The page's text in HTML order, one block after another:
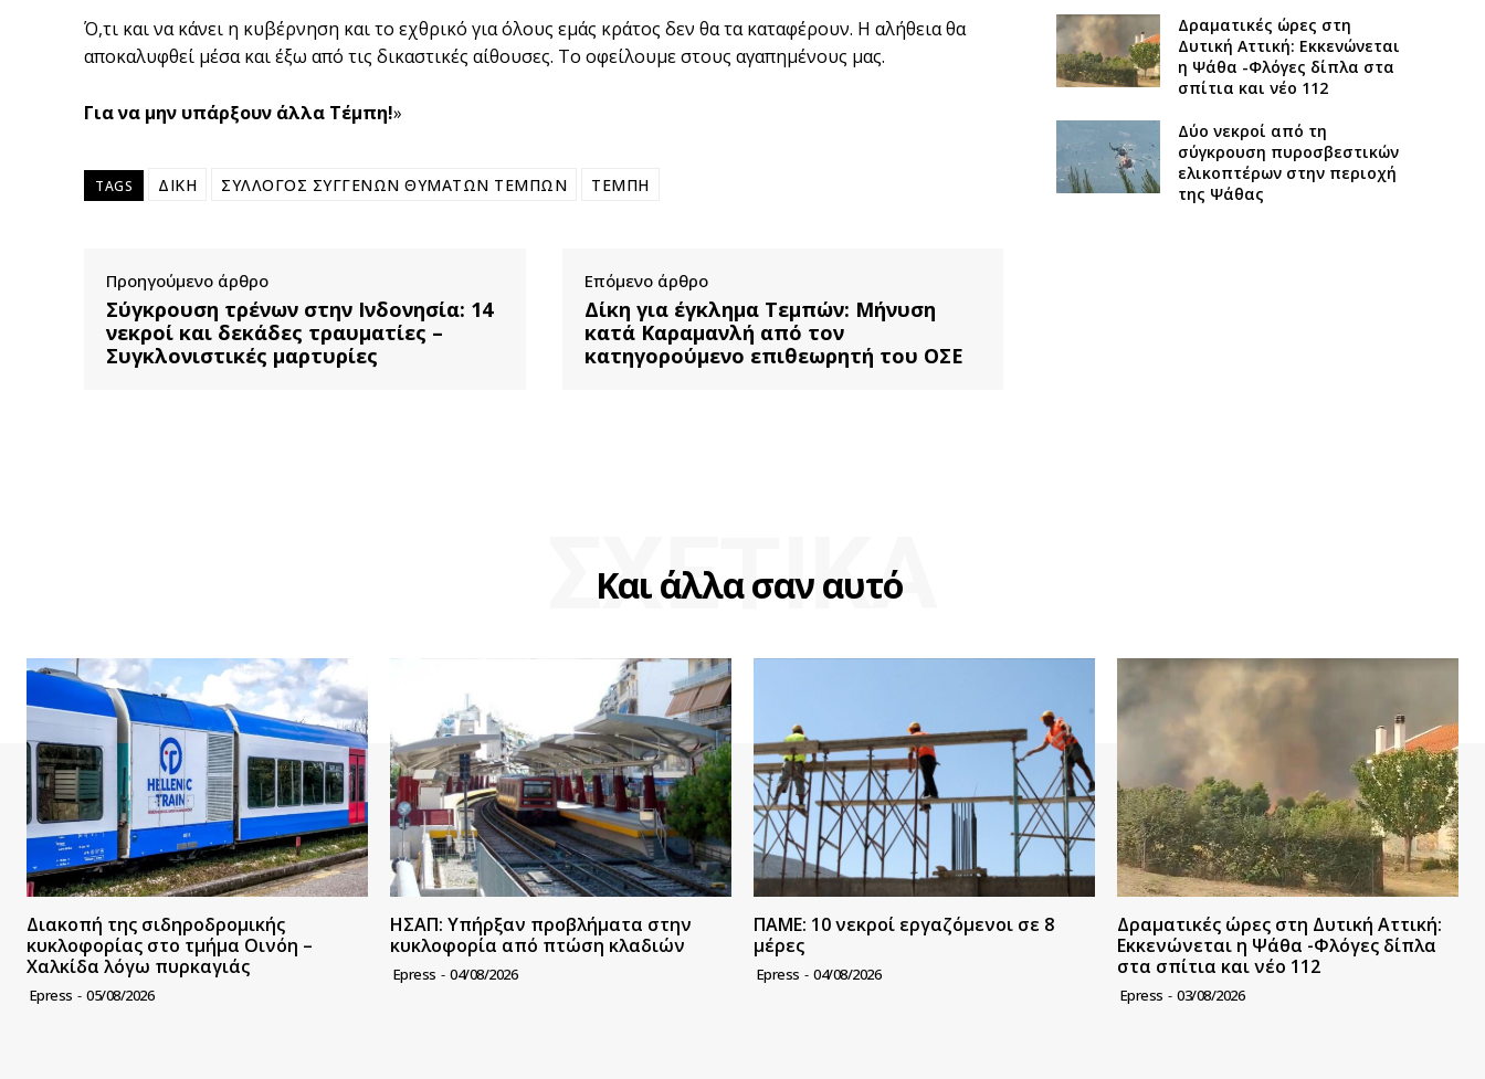
Ό,τι και να κάνει η κυβέρνηση και το εχθρικό για όλους εμάς κράτος δεν θα τα καταφέρουν. Η αλήθεια θα
αποκαλυφθεί μέσα και έξω από τις δικαστικές αίθουσες. Το οφείλουμε στους αγαπημένους μας.
Για να μην υπάρξουν άλλα Τέμπη!»
TAGS ΔΙΚΗ ΣΥΛΛΟΓΟΣ ΣΥΓΓΕΝΩΝ ΘΥΜΑΤΩΝ ΤΕΜΠΩΝ ΤΕΜΠΗ
Προηγούμενο άρθρο
Σύγκρουση τρένων στην Ινδονησία: 14
νεκροί και δεκάδες τραυματίες –
Συγκλονιστικές μαρτυρίες
Επόμενο άρθρο
Δίκη για έγκλημα Τεμπών: Μήνυση
κατά Καραμανλή από τον
κατηγορούμενο επιθεωρητή του ΟΣΕ
Δραματικές ώρες στη
Δυτική Αττική: Εκκενώνεται
η Ψάθα -Φλόγες δίπλα στα
σπίτια και νέο 112
Δύο νεκροί από τη
σύγκρουση πυροσβεστικών
ελικοπτέρων στην περιοχή
της Ψάθας
Και άλλα σαν αυτό
ΣΧΕΤΙΚΑ
Διακοπή της σιδηροδρομικής
κυκλοφορίας στο τμήμα Οινόη –
Χαλκίδα λόγω πυρκαγιάς
Epress - 05/08/2026
ΗΣΑΠ: Υπήρξαν προβλήματα στην
κυκλοφορία από πτώση κλαδιών
Epress - 04/08/2026
ΠΑΜΕ: 10 νεκροί εργαζόμενοι σε 8
μέρες
Epress - 04/08/2026
Δραματικές ώρες στη Δυτική Αττική:
Εκκενώνεται η Ψάθα -Φλόγες δίπλα
στα σπίτια και νέο 112
Epress - 03/08/2026